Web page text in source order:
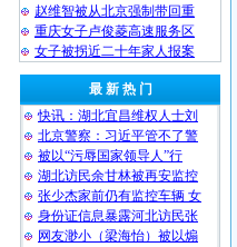
赵维智被从北京强制带回重
重庆女子卢俊菱高速服务区
女子被拐近二十年家人报案
最 新 热 门
快讯：湖北宜昌维权人士刘
北京警察：习近平管不了警
被以“污辱国家领导人”行
湖北访民余甘林被再安监控
张少杰家前仍有监控车辆 女
身份证信息暴露河北访民张
网友渺小（梁海怡）被以煽